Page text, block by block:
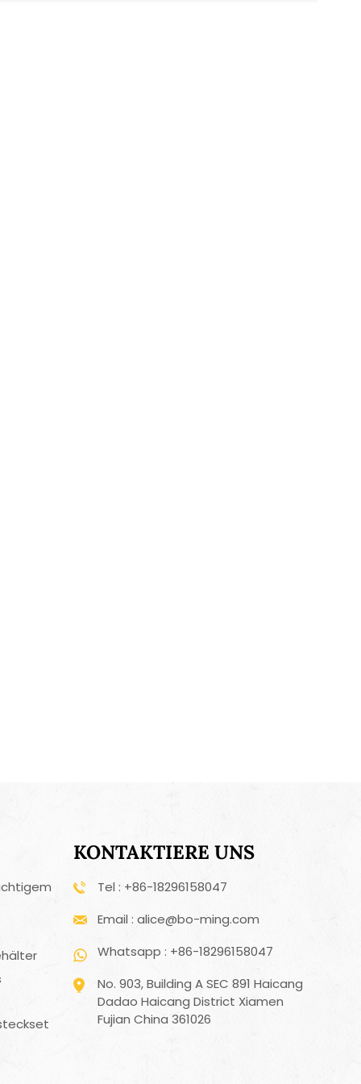
KONTAKTIERE UNS
Tel : +86-18296158047
Email : alice@bo-ming.com
Whatsapp : +86-18296158047
No. 903, Building A SEC 891 Haicang
Dadao Haicang District Xiamen
Fujian China 361026